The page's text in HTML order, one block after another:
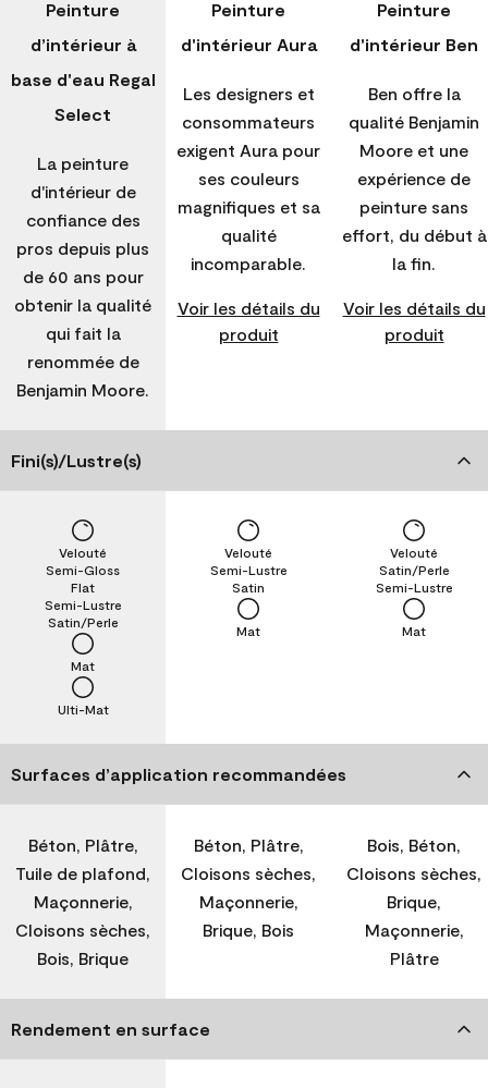
Peinture
d’intérieur à
base d'eau Regal
Select
La peinture
d'intérieur de
confiance des
pros depuis plus
de 60 ans pour
obtenir la qualité
qui fait la
renommée de
Benjamin Moore.
Peinture
d'intérieur Aura
Les designers et
consommateurs
exigent Aura pour
ses couleurs
magnifiques et sa
qualité
incomparable.
Voir les détails du
produit
Peinture
d'intérieur Ben
Ben offre la
qualité Benjamin
Moore et une
expérience de
peinture sans
effort, du début à
la fin.
Voir les détails du
produit
Fini(s)/Lustre(s)
Ulti-Mat
Mat
Satin/Perle
Semi-Lustre
Flat
Semi-Gloss
Velouté
Mat
Satin
Semi-Lustre
Velouté
Mat
Semi-Lustre
Satin/Perle
Velouté
Surfaces d’application recommandées
Béton, Plâtre,
Tuile de plafond,
Maçonnerie,
Cloisons sèches,
Bois, Brique
Béton, Plâtre,
Cloisons sèches,
Maçonnerie,
Brique, Bois
Bois, Béton,
Cloisons sèches,
Brique,
Maçonnerie,
Plâtre
Rendement en surface